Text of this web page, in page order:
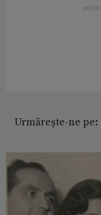
Urmărește-ne pe: